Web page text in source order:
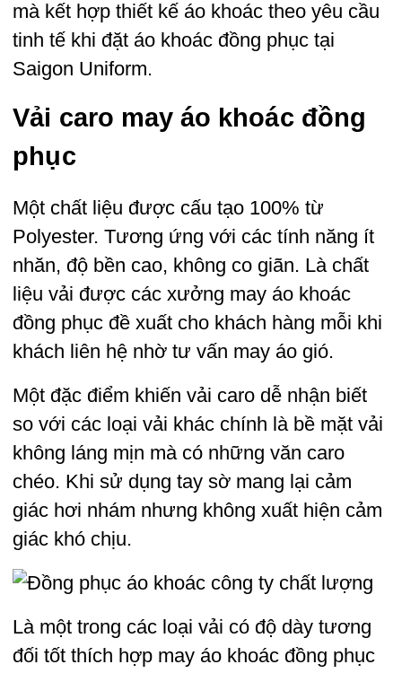
mà kết hợp thiết kế áo khoác theo yêu cầu
tinh tế khi đặt áo khoác đồng phục tại
Saigon Uniform.
Vải caro may áo khoác đồng
phục
Một chất liệu được cấu tạo 100% từ
Polyester. Tương ứng với các tính năng ít
nhăn, độ bền cao, không co giãn. Là chất
liệu vải được các xưởng may áo khoác
đồng phục đề xuất cho khách hàng mỗi khi
khách liên hệ nhờ tư vấn may áo gió.
Một đặc điểm khiến vải caro dễ nhận biết
so với các loại vải khác chính là bề mặt vải
không láng mịn mà có những văn caro
chéo. Khi sử dụng tay sờ mang lại cảm
giác hơi nhám nhưng không xuất hiện cảm
giác khó chịu.
Là một trong các loại vải có độ dày tương
đối tốt thích hợp may áo khoác đồng phục